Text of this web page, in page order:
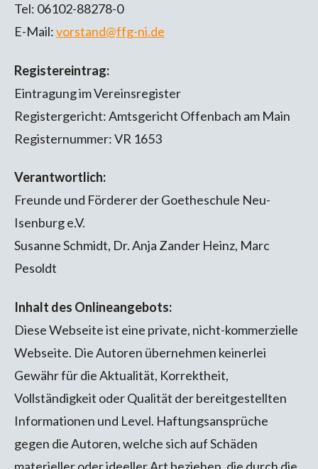
Tel: 06102-88278-0
E-Mail:vorstand@ffg-ni.de
Registereintrag:
Eintragung im Vereinsregister
Registergericht: Amtsgericht Offenbach am Main
Registernummer: VR 1653
Verantwortlich:
Freunde und Förderer der Goetheschule Neu-
Isenburg e.V.
Susanne Schmidt, Dr. Anja Zander Heinz, Marc
Pesoldt
Inhalt des Onlineangebots:
Diese Webseite ist eine private, nicht-kommerzielle
Webseite. Die Autoren übernehmen keinerlei
Gewähr für die Aktualität, Korrektheit,
Vollständigkeit oder Qualität der bereitgestellten
Informationen und Level. Haftungsansprüche
gegen die Autoren, welche sich auf Schäden
materieller oder ideeller Art beziehen, die durch die